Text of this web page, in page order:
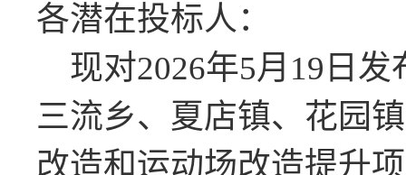
各潜在投标人：
现对2026年5月19日
三流乡、夏店镇、花园
改造和运动场改造提升